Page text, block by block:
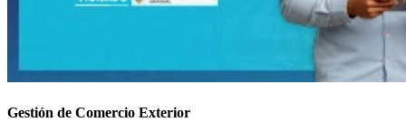
Gestión de Comercio Exterior